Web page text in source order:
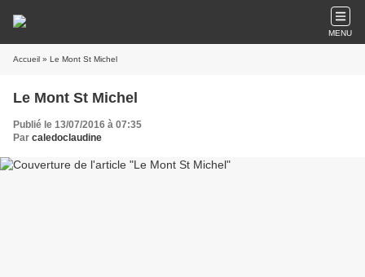
MENU
Accueil » Le Mont St Michel
Le Mont St Michel
Publié le 13/07/2016 à 07:35
Par caledoclaudine